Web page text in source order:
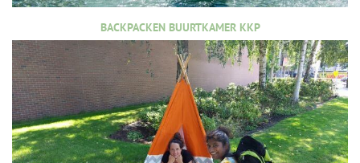
BACKPACKEN BUURTKAMER KKP